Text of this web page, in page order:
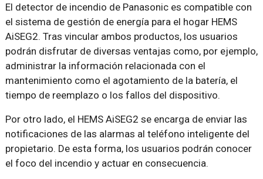
El detector de incendio de Panasonic es compatible con
el sistema de gestión de energía para el hogar HEMS
AiSEG2. Tras vincular ambos productos, los usuarios
podrán disfrutar de diversas ventajas como, por ejemplo,
administrar la información relacionada con el
mantenimiento como el agotamiento de la batería, el
tiempo de reemplazo o los fallos del dispositivo.
Por otro lado, el HEMS AiSEG2 se encarga de enviar las
notificaciones de las alarmas al teléfono inteligente del
propietario. De esta forma, los usuarios podrán conocer
el foco del incendio y actuar en consecuencia.